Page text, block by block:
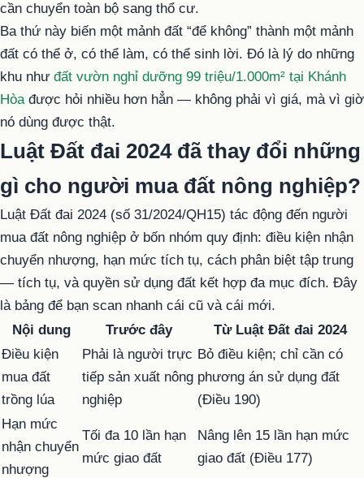
cần chuyển toàn bộ sang thổ cư.
Ba thứ này biến một mảnh đất “để không” thành một mảnh
đất có thể ở, có thể làm, có thể sinh lời. Đó là lý do những
khu như đất vườn nghỉ dưỡng 99 triệu/1.000m² tại Khánh
Hòađược hỏi nhiều hơn hẳn — không phải vì giá, mà vì giờ
nó dùng được thật.
Luật Đất đai 2024 đã thay đổi những
gì cho người mua đất nông nghiệp?
Luật Đất đai 2024 (số 31/2024/QH15) tác động đến người
mua đất nông nghiệp ở bốn nhóm quy định: điều kiện nhận
chuyển nhượng, hạn mức tích tụ, cách phân biệt tập trung
— tích tụ, và quyền sử dụng đất kết hợp đa mục đích. Đây
là bảng để bạn scan nhanh cái cũ và cái mới.
Nội dung
Trước đây
Từ Luật Đất đai 2024
Điều kiện
mua đất
trồng lúa
Phải là người trực
tiếp sản xuất nông
nghiệp
Bỏ điều kiện; chỉ cần có
phương án sử dụng đất
(Điều 190)
Hạn mức
nhận chuyển
nhượng
Tối đa 10 lần hạn
mức giao đất
Nâng lên 15 lần hạn mức
giao đất (Điều 177)